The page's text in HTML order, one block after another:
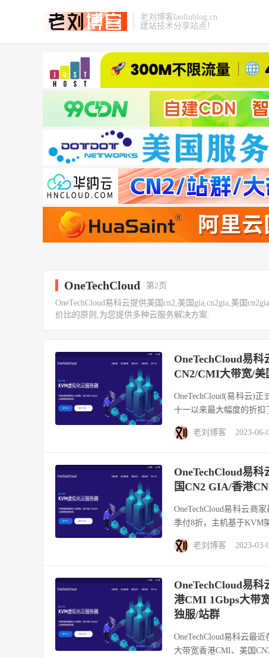
老刘博客laoliublog.cn
建站技术分享站点！
OneTechCloud
第2页
OneTechCloud易科云提供美国cn2,美国gia,cn2gia,美国
价比的原则,为您提供多种云服务解决方案.
OneTechCloud易
CN2/CMI大带宽/
OneTechCloud(易科云)
十一以来最大幅度的折扣
老刘博客 2023-06-
OneTechCloud易
国CN2 GIA/香港
OneTechCloud易科云商
季付8折，主机基于KVM
老刘博客 2023-03-
OneTechCloud易
港CMI 1Gbps大带
独服/站群
OneTechCloud易科云最
大带宽香港CMI、美国